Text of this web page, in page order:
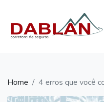
Home
Seguros
Blog
Home 4 erros que você